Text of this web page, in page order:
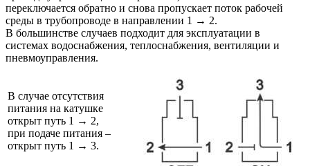
переключается обратно и снова пропускает поток рабочей
среды в трубопроводе в направлении 1 → 2.
В большинстве случаев подходит для эксплуатации в
системах водоснабжения, теплоснабжения, вентиляции и
пневмоуправления.
В случае отсутствия
питания на катушке
открыт путь 1 → 2,
при подаче питания –
открыт путь 1 → 3.